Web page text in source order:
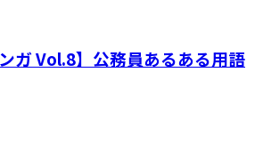
ガ Vol.8】公務員あるある用語